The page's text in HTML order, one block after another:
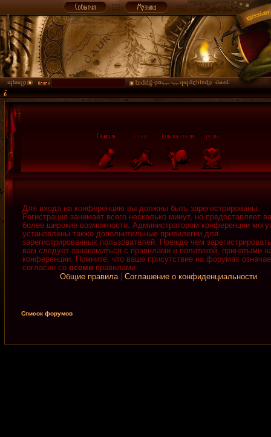
Для входа на конференцию вы должны быть зарегистрированы.
Регистрация занимает всего несколько минут, но предоставляет
более широкие возможности. Администратором конференции
установлены также дополнительные привилегии для
зарегистрированных пользователей. Прежде чем
вам следует ознакомиться с правилами и политикой, принятыми
конференции. Помните, что ваше присутствие на форумах
согласие со всеми правилами.
Общие правила| Соглашение о конфиденциальности
Список форумов